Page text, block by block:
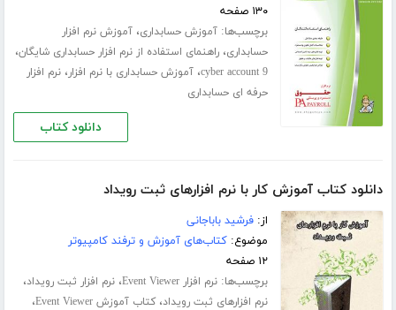
۱۳۰ صفحه
برچسب‌ها:آموزش حسابداری،آموزش نرم افزار
حسابداری،راهنمای استفاده از نرم افزار حسابداری شایگان،
cyber account 9،آموزش حسابداری با نرم افزار،نرم افزار
حرفه ای حسابداری
دانلود کتاب
دانلود کتاب آموزش کار با نرم افزارهای ثبت رویداد
از:فرشید باباجانی
موضوع:کتاب‌های آموزش و ترفند کامپیوتر
۱۲ صفحه
برچسب‌ها:نرم افزار Event Viewer ،نرم افزار ثبت رویداد،
نرم افزارهای ثبت رویداد،کتاب آموزش Event Viewer ،